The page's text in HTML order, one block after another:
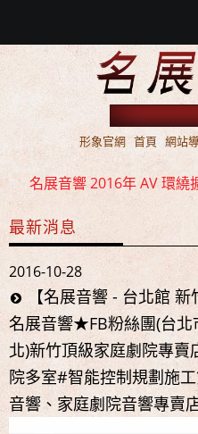
形象官網 首頁 網站
名展音響 2016年 AV 環繞
名展音響 歐洲第一品牌
名展音響 最新Dolby
名展音響 2016年 AV 環繞
名展音響 歐洲第一品牌
最新消息
2016-10-28
【名展音響 - 台北館 新
名展音響★FB粉絲團(台
北)新竹頂級家庭劇院專
院多室#智能控制規劃施
音響、家庭劇院音響專賣